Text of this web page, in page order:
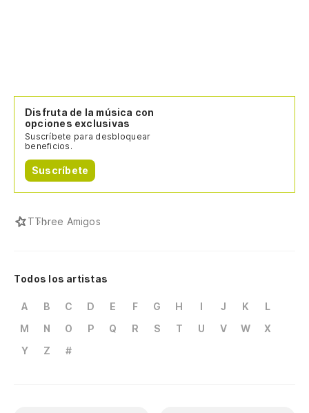
Disfruta de la música con
opciones exclusivas
Suscríbete para desbloquear
beneficios.
Suscríbete
TThree Amigos
Todos los artistas
A B C D E F G H I J K
L
M
N O P Q R S T U V W
X
Y
Z #